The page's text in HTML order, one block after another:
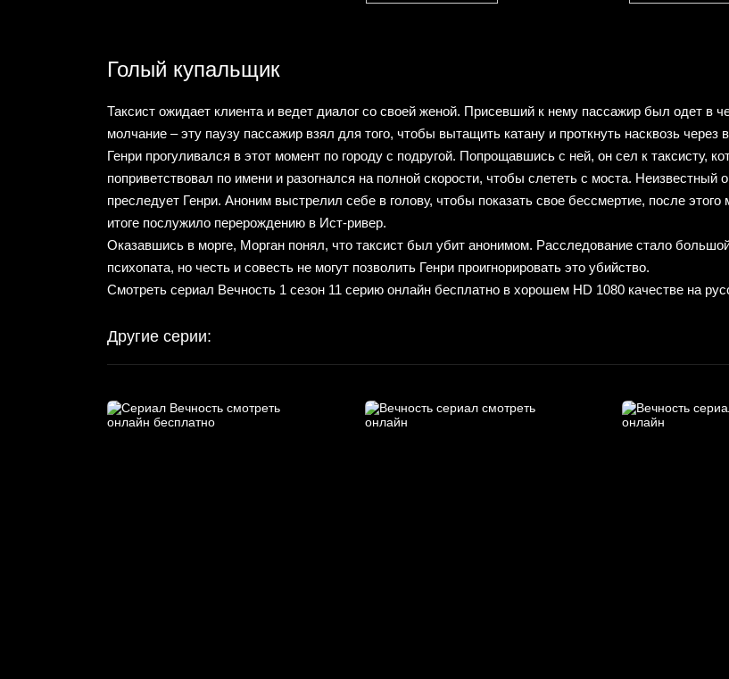
Голый купальщик
Таксист ожидает клиента и ведет диалог со своей женой. Присевший к нему пассажир был одет в
молчание – эту паузу пассажир взял для того, чтобы вытащить катану и проткнуть насквозь через
Генри прогуливался в этот момент по городу с подругой. Попрощавшись с ней, он сел к таксисту,
поприветствовал по имени и разогнался на полной скорости, чтобы слететь с моста.
преследует Генри. Аноним выстрелил себе в голову, чтобы показать свое бессмертие, после
итоге послужило перерождению в Ист-ривер.
Оказавшись в морге, Морган понял, что таксист был убит анонимом. Расследование стало
психопата, но честь и совесть не могут позволить Генри проигнорировать это убийство.
Смотреть сериал Вечность 1 сезон 11 серию онлайн бесплатно в хорошем HD 1080 качестве на
Другие серии: